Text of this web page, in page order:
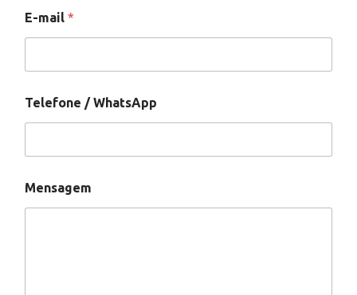
A
p
p
E-mail *
Telefone / WhatsApp
Mensagem